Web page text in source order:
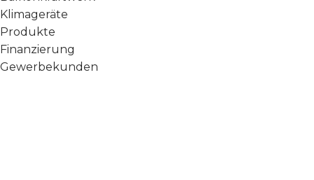
Klimageräte
Produkte
Finanzierung
Gewerbekunden